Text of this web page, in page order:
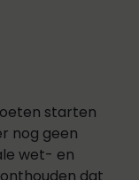
starten
nog geen
wet- en